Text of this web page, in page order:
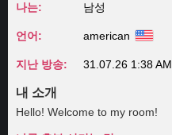
나는: 남성
언어: american
지난 방송: 31.07.26 1:38 AM
내 소개
Hello! Welcome to my room!